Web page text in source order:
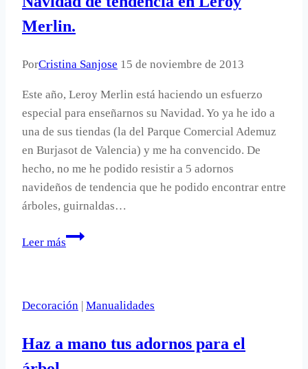
mesa
dulce.
Merlin.
PorCristina Sanjose 15 de noviembre de 2013
Este año, Leroy Merlin está haciendo un esfuerzo
especial para enseñarnos su Navidad. Yo ya he ido a
una de sus tiendas (la del Parque Comercial Ademuz
en Burjasot de Valencia) y me ha convencido. De
hecho, no me he podido resistir a 5 adornos
navideños de tendencia que he podido encontrar entre
árboles, guirnaldas…
Leer más
Navidad
Leroy
Decoración | Manualidades
Haz a mano tus adornos para el